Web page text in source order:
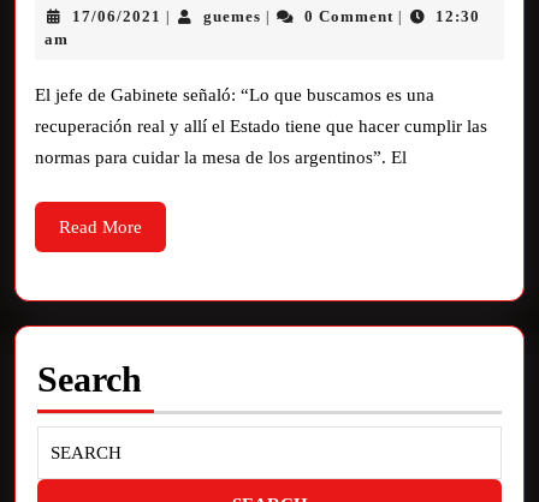
17/06/2021 guemes 0 Comment
12:30
am
El jefe de Gabinete señaló: “Lo que buscamos es una
recuperación real y allí el Estado tiene que hacer cumplir las
normas para cuidar la mesa de los argentinos”. El
Read More
Search